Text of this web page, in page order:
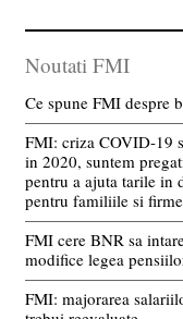
Noutati FMI
Ce spune FMI despre
FMI: criza COVID-19
in 2020, suntem
pentru a ajuta tarile in
pentru familiile si
FMI cere BNR sa
modifice legea
FMI: majorarea